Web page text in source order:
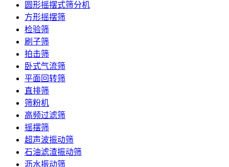
圆形摇摆式筛分机
方形摇摆筛
检验筛
刷子筛
拍击筛
卧式气流筛
平面回转筛
直排筛
筛粉机
高频过滤筛
摇摆筛
超声波振动筛
石油滤渣振动筛
沥水振动筛